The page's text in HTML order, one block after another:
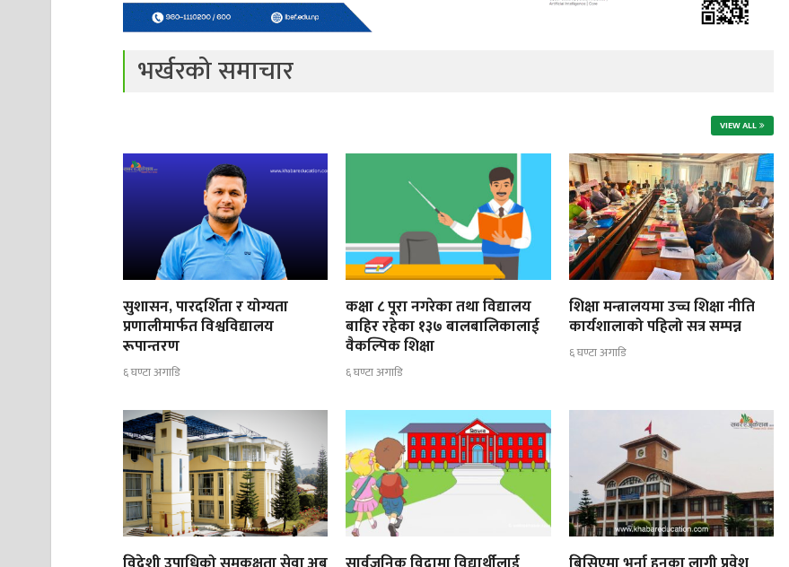
भर्खरको समाचार
VIEW ALL
सुशासन, पारदर्शिता र योग्यता
प्रणालीमार्फत विश्वविद्यालय
रूपान्तरण
६ घण्टा अगाडि
कक्षा ८ पूरा नगरेका तथा विद्यालय
बाहिर रहेका १३७ बालबालिकालाई
वैकल्पिक शिक्षा
६ घण्टा अगाडि
शिक्षा मन्त्रालयमा उच्च शिक्षा नीति
कार्यशालाको पहिलो सत्र सम्पन्न
६ घण्टा अगाडि